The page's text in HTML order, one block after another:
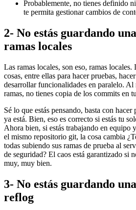
Probablemente, no tienes definido
te permita gestionar cambios de
2- No estás guardando
ramas locales
Las ramas locales, son eso, ramas locales.
cosas, entre ellas para hacer pruebas,
desarrollar funcionalidades en paralelo. Al
ramas, no tienes copia de los commits en
Sé lo que estás pensando, basta con hacer
ya está. Bien, eso es correcto si estás tu
Ahora bien, si estás trabajando en equipo
el mismo repositorio git, la cosa cambia
todas subiendo sus ramas de prueba al
de seguridad? El caos está garantizado si
muy, muy bien.
3- No estás guardando
reflog